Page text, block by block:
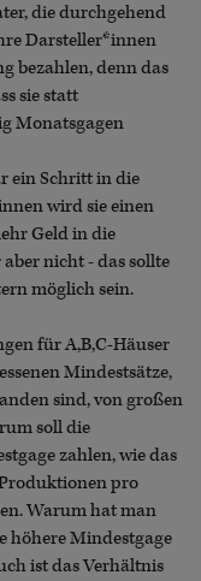
die durchgehend
Darsteller*innen
bezahlen, denn das
sie statt
Monatsgagen
ein Schritt in die
wird sie einen
Geld in die
nicht - das sollte
möglich sein.
für A,B,C-Häuser
Mindestsätze,
sind, von großen
soll die
zahlen, wie das
pro
Warum hat man
höhere Mindestgage
ist das Verhältnis